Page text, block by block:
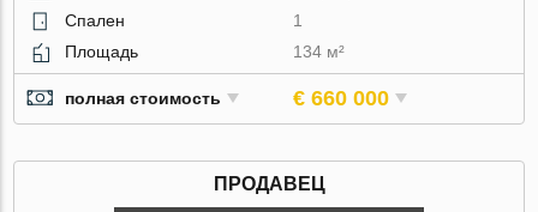
Спален
1
Площадь
134 м²
полная стоимость € 660 000
ПРОДАВЕЦ